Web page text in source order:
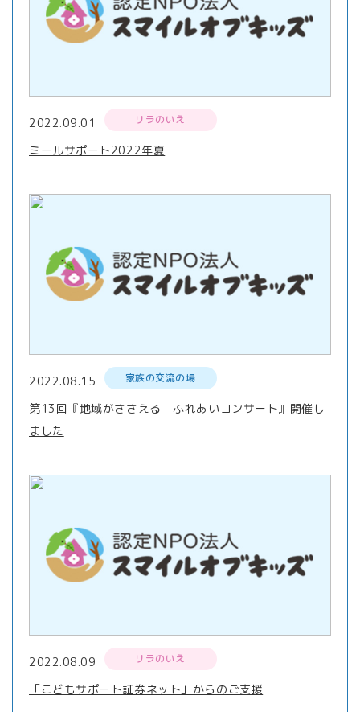
2022.09.01 リラのいえ
ミールサポート2022年夏
2022.08.15 家族の交流の場
第13回『地域がささえる ふれあいコンサート』開催し
ました
2022.08.09 リラのいえ
「こどもサポート証券ネット」からのご支援